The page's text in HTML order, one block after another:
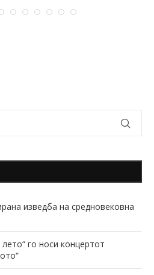
изведба на средновековна
го носи концертот